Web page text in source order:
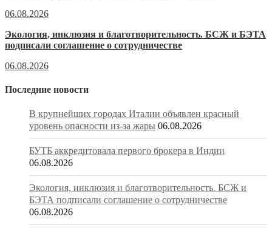
06.08.2026
Экология, инклюзия и благотворительность. БСЖ и БЭТА
подписали соглашение о сотрудничестве
06.08.2026
Последние новости
В крупнейших городах Италии объявлен красный
уровень опасности из-за жары 06.08.2026
БУТБ аккредитовала первого брокера в Индии
06.08.2026
Экология, инклюзия и благотворительность. БСЖ и
БЭТА подписали соглашение о сотрудничестве
06.08.2026